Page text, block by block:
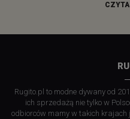
Rugito.pl to modne dywany od
ich sprzedażą nie tylko w
odbiorców mamy w takich krajach